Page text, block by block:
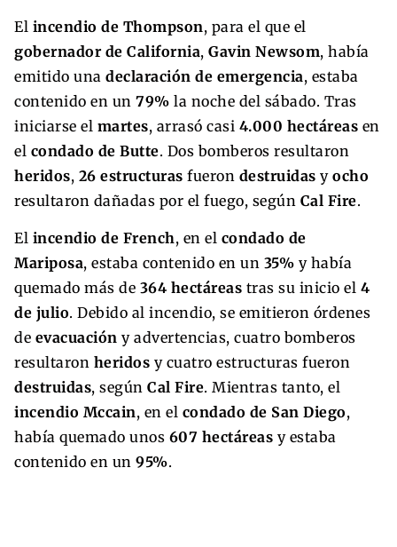
El incendio de Thompson, para el que el
gobernador de California, Gavin Newsom, había
emitido una declaración de emergencia, estaba
contenido en un 79% la noche del sábado. Tras
iniciarse el martes, arrasó casi 4.000 hectáreas en
el condado de Butte. Dos bomberos resultaron
heridos, 26 estructuras fueron destruidas y ocho
resultaron dañadas por el fuego, según Cal Fire.
El incendio de French, en el condado de
Mariposa, estaba contenido en un 35% y había
quemado más de 364 hectáreas tras su inicio el 4
de julio. Debido al incendio, se emitieron órdenes
de evacuación y advertencias, cuatro bomberos
resultaron heridos y cuatro estructuras fueron
destruidas, según Cal Fire. Mientras tanto, el
incendio Mccain, en el condado de San Diego,
había quemado unos 607 hectáreas y estaba
contenido en un 95%.